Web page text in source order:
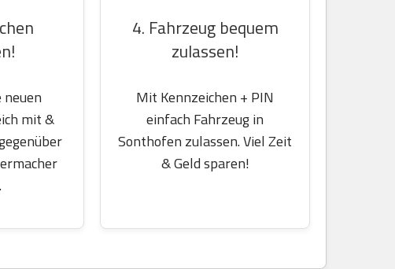
mit &
4. Fahrzeug bequem
zulassen!
Mit Kennzeichen + PIN
einfach Fahrzeug in
Sonthofen zulassen. Viel Zeit
& Geld sparen!